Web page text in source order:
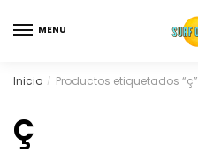
MENU
Inicio / Productos etiquetados “ç”
ç